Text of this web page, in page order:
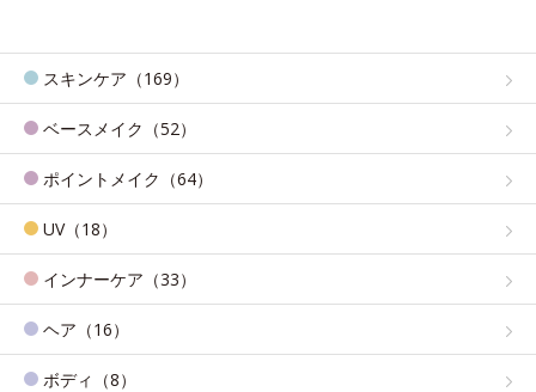
スキンケア（169）
ベースメイク（52）
ポイントメイク（64）
UV（18）
インナーケア（33）
ヘア（16）
ボディ（8）